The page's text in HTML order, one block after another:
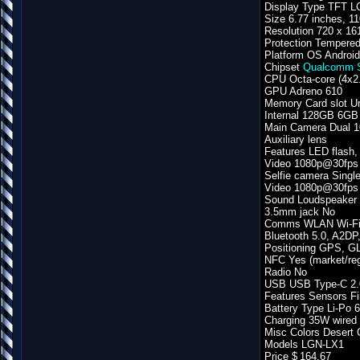
Display Type TFT
Size 6.77 inches,
Resolution 720 x
Protection
Platform OS
Chipset Qualcomm
CPU Octa-core
GPU Adreno 610
Memory Card slot
Internal 128GB
Main Camera Dual
Auxiliary lens
Features LED flash,
Video 1080p@30fps
Selfie camera
Video 1080p@30fps
Sound Loudspeaker
3.5mm jack No
Comms WLAN Wi-
Bluetooth 5.0,
Positioning GPS,
NFC Yes (market/
Radio No
USB USB Type-C
Features Sensors
Battery Type Li-Po
Charging 35W wired
Misc Colors Desert
Models LGN-LX1
Price $ 164.67